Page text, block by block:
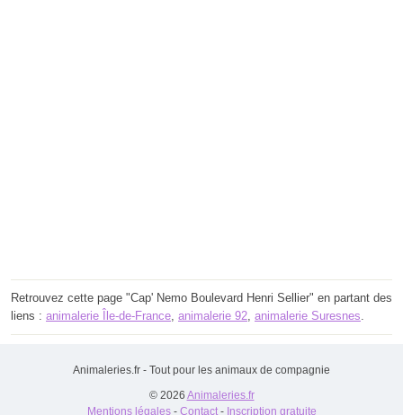
Retrouvez cette page "Cap' Nemo Boulevard Henri Sellier" en partant des
liens : animalerie Île-de-France, animalerie 92, animalerie Suresnes.
Animaleries.fr - Tout pour les animaux de compagnie
© 2026 Animaleries.fr
Mentions légales- Contact- Inscription gratuite